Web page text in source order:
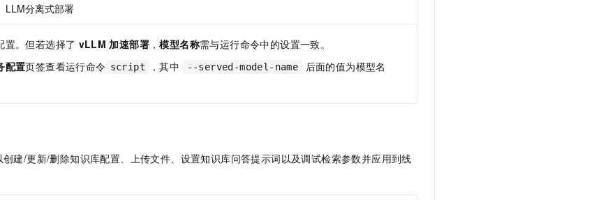
LLM分离式部署
置。但若选择了 vLLM 加速部署 ，模型名称需与运行命令中的设置一致。
配置页签查看运行命令 script ，其中 --served-model-name
后面的值为模型名
创建/更新/删除知识库配置、上传文件、设置知识库问答提示词以及调试检索参数并应用到线